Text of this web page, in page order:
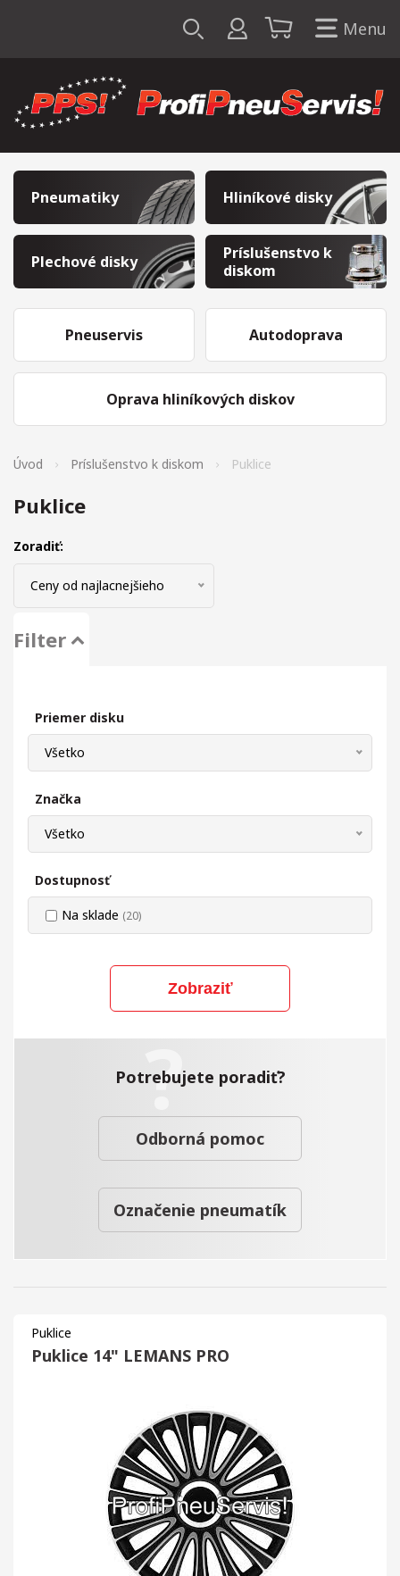
Menu
Pneumatiky Hliníkové disky
Plechové disky
Príslušenstvo k
diskom
Pneuservis
Oprava hliníkových diskov
Autodoprava
Úvod Príslušenstvo k diskom Puklice
Puklice
Filter
Zoradiť:
Ceny od najlacnejšieho
Priemer disku
Všetko
Značka
Všetko
Dostupnosť
Na sklade (20)
Zobraziť
Potrebujete poradiť?
Odborná pomoc
Označenie pneumatík
Puklice
Puklice 14" LEMANS PRO